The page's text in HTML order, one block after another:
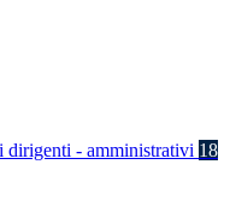
dirigenti - amministrativi 18